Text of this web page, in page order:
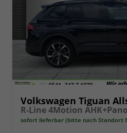
Volkswagen Tiguan
sofort lieferbar (bitte nach Standort